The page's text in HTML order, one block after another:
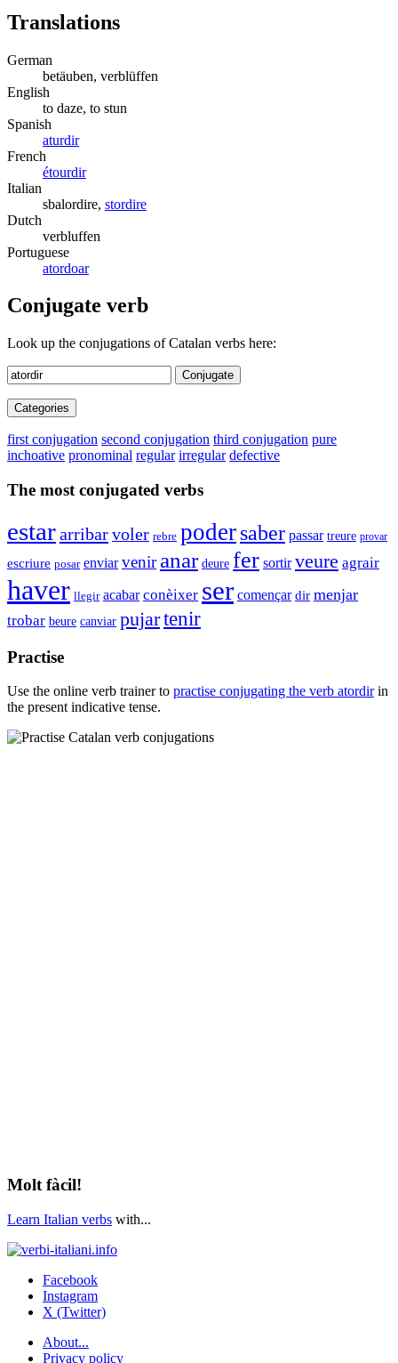
Translations
German
betäuben, verblüffen
English
to daze, to stun
Spanish
aturdir
French
étourdir
Italian
sbalordire, stordire
Dutch
verbluffen
Portuguese
atordoar
Conjugate verb
Look up the conjugations of Catalan verbs here:
Conjugate
Categories
first conjugation second conjugation third conjugation pure
inchoative pronominal regular irregular defective
The most conjugated verbs
estararribarvoler rebre podersaber passar treure provar
escriure posar enviar venir anar deure fer sortir veure agrair
haver llegir acabar conèixer ser començar dir menjar
trobar beure canviar pujartenir
Practise
Use the online verb trainer to practise conjugating the verb atordirin
the present indicative tense.
Molt fàcil!
Learn Italian verbs with...
Facebook
Instagram
X (Twitter)
About...
Privacy policy